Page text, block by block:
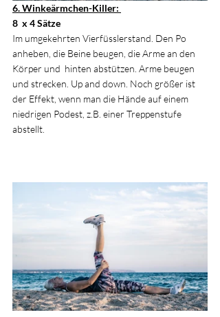
6. Winkeärmchen-Killer:
8  x 4 Sätze
Im umgekehrten Vierfüsslerstand. Den Po
anheben, die Beine beugen, die Arme an den
Körper und  hinten abstützen. Arme beugen
und strecken. Up and down. Noch größer ist
der Effekt, wenn man die Hände auf einem
niedrigen Podest, z.B. einer Treppenstufe
abstellt.